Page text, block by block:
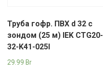
Труба гофр. ПВХ d 32 с
зондом (25 м) IEK CTG20-
32-K41-025I
29.99 Br